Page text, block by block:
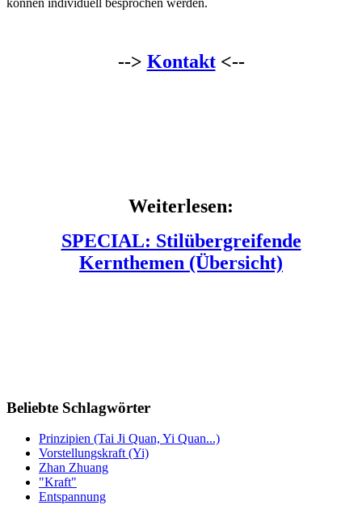
--> Kontakt<--
Weiterlesen:
SPECIAL: Stilübergreifende
Kernthemen (Übersicht)
Beliebte Schlagwörter
Prinzipien (Tai Ji Quan, Yi Quan...)
Vorstellungskraft (Yi)
Zhan Zhuang
"Kraft"
Entspannung